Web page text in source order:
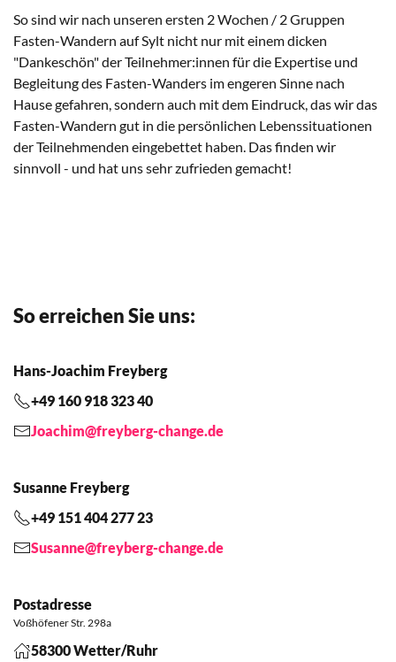
So sind wir nach unseren ersten 2 Wochen / 2 Gruppen
Fasten-Wandern auf Sylt nicht nur mit einem dicken
"Dankeschön" der Teilnehmer:innen für die Expertise und
Begleitung des Fasten-Wanders im engeren Sinne nach
Hause gefahren, sondern auch mit dem Eindruck, das wir das
Fasten-Wandern gut in die persönlichen Lebenssituationen
der Teilnehmenden eingebettet haben. Das finden wir
sinnvoll - und hat uns sehr zufrieden gemacht!
So erreichen Sie uns:
Hans-Joachim Freyberg
+49 160 918 323 40
Joachim@freyberg-change.de
Susanne Freyberg
+49 151 404 277 23
Susanne@freyberg-change.de
Postadresse
Voßhöfener Str. 298a
58300 Wetter/Ruhr